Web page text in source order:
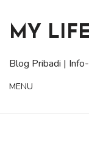
content
MY
Blog Pribadi |
MENU